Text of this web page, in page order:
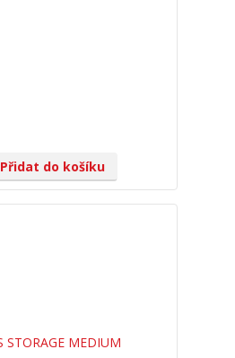
Přidat do košíku